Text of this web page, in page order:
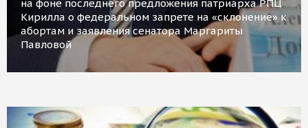
на фоне последнего предложения патриарха РПЦ
Кирилла о федеральном запрете на «склонение» к
абортам и заявления сенатора Маргариты
Павловой